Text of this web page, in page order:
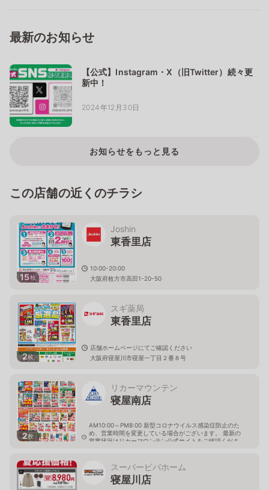
最新のお知らせ
【公式】Instagram・X（旧Twitter）続々更
新中！
2024年12月30日
お知らせをもっと見る
この店舗の近くのチラシ
15枚
Joshin
東香里店
10:00-20:00
大阪府枚方市高田1-20-50
2枚
スギ薬局
東香里店
店舗ホームページにてご確認ください
大阪府寝屋川市寝屋一丁目２番８号
2枚
リカーマウンテン
寝屋南店
AM10:00～PM8:00 新型コロナウイルス感染症防止のた
め、営業時間を変更している場合がございます。 最新の
営業状況はリカーマウンテン公式サイトをご確認くださ
スーパービバホーム
寝屋川店